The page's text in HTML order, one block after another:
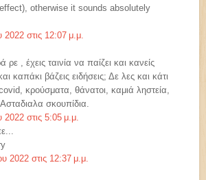
otherwise it sounds absolutely
2022 στις 12:07 μ.μ.
, έχεις ταινία να παίζει και κανείς
καπάκι βάζεις ειδήσεις; Δε λες και κάτι
κρούσματα, θάνατοι, καμιά ληστεία,
σκουπίδια.
2022 στις 5:05 μ.μ.
2022 στις 12:37 μ.μ.